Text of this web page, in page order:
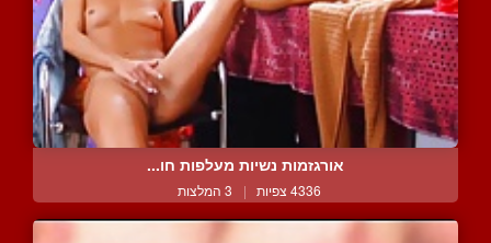
אורגזמות נשיות מעלפות חו...
4336 צפיות | 3 המלצות